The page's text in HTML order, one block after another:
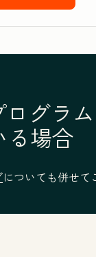
グラ
る場合
についても併せて